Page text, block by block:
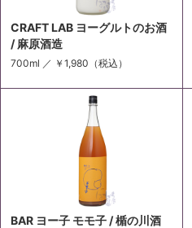
CRAFT LAB ヨーグルトのお酒
/ 麻原酒造
700ml ／ ￥1,980 （税込）
BAR ヨー子 モモ子 / 楯の川酒